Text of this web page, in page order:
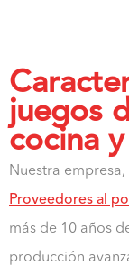
juegos
cocina
Nuestra
Proveedores al
más de 10 años
producción